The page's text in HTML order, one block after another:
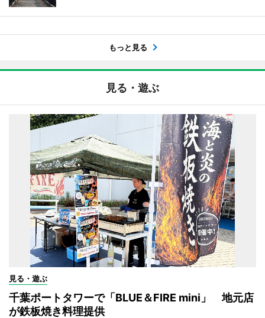
もっと見る
見る・遊ぶ
見る・遊ぶ
千葉ポートタワーで「BLUE＆FIRE mini」 地元店
が鉄板焼き料理提供